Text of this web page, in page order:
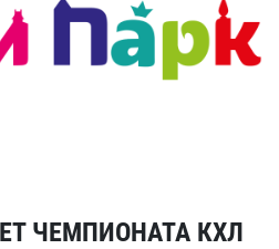
ЧЕМПИОНАТА КХЛ